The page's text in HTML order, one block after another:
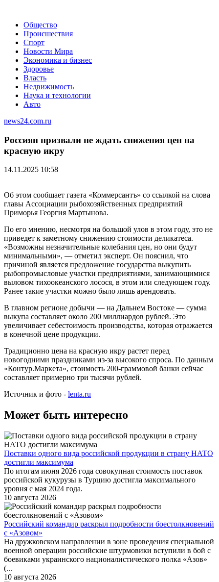
Общество
Происшествия
Спорт
Новости Мира
Экономика и бизнес
Здоровье
Власть
Недвижимость
Наука и технологии
Авто
news24.com.ru
Россиян призвали не ждать снижения цен на
красную икру
14.11.2025 10:58
Об этом сообщает газета «Коммерсантъ» со ссылкой на слова
главы Ассоциации рыбохозяйственных предприятий
Приморья Георгия Мартынова.
По его мнению, несмотря на большой улов в этом году, это не
приведет к заметному снижению стоимости деликатеса.
«Возможны незначительные колебания цен, но они будут
минимальными», — отметил эксперт. Он пояснил, что
причиной является предложение государства выкупить
рыбопромысловые участки предприятиями, занимающимися
выловом тихоокеанского лосося, в этом или следующем году.
Ранее такие участки можно было лишь арендовать.
В главном регионе добычи — на Дальнем Востоке — сумма
выкупа составляет около 200 миллиардов рублей. Это
увеличивает себестоимость производства, которая отражается
в конечной цене продукции.
Традиционно цена на красную икру растет перед
новогодними праздниками из-за высокого спроса. По данным
«Контур.Маркета», стоимость 200-граммовой банки сейчас
составляет примерно три тысячи рублей.
Источник и фото - lenta.ru
Может быть интересно
Поставки одного вида российской продукции в страну НАТО
достигли максимума
По итогам июня 2026 года совокупная стоимость поставок
российской кукурузы в Турцию достигла максимального
уровня с мая 2024 года.
10 августа 2026
Российский командир раскрыл подробности боестолкновений
с «Азовом»
На дружковском направлении в зоне проведения специальной
военной операции российские штурмовики вступили в бой с
боевиками украинского националистического полка «Азов»
(...
10 августа 2026